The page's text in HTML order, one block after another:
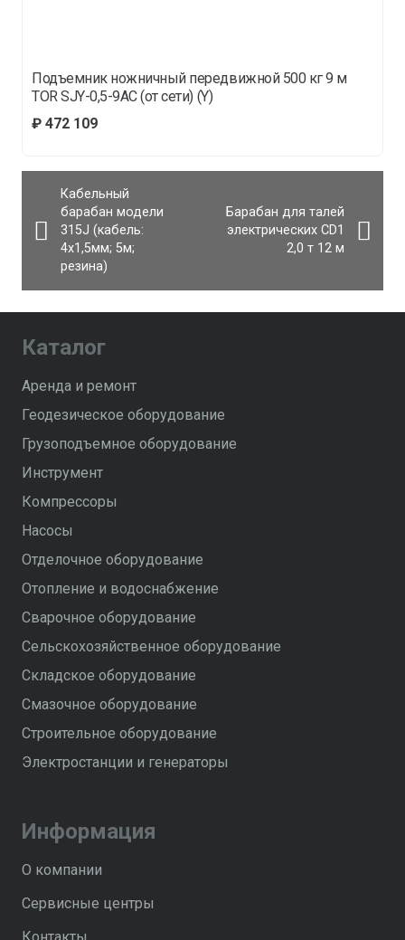
Подъемник ножничный передвижной 500 кг 9 м
TOR SJY-0,5-9AC (от сети) (Y)
₽ 472 109
Кабельный
барабан модели
315J (кабель:
4х1,5мм; 5м;
резина)
Барабан для талей
электрических CD1
2,0 т 12 м
Каталог
Аренда и ремонт
Геодезическое оборудование
Грузоподъемное оборудование
Инструмент
Компрессоры
Насосы
Отделочное оборудование
Отопление и водоснабжение
Сварочное оборудование
Сельскохозяйственное оборудование
Складское оборудование
Смазочное оборудование
Строительное оборудование
Электростанции и генераторы
Информация
О компании
Сервисные центры